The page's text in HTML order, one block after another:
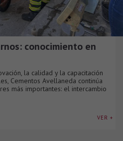
conocimiento en
la calidad y la capacitación
Cementos Avellaneda continúa
más importantes: el intercambio
VER +